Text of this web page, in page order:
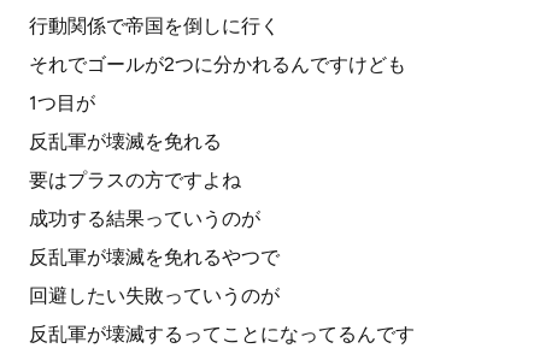
行動関係で帝国を倒しに行く
それでゴールが2つに分かれるんですけども
1つ目が
反乱軍が壊滅を免れる
要はプラスの方ですよね
成功する結果っていうのが
反乱軍が壊滅を免れるやつで
回避したい失敗っていうのが
反乱軍が壊滅するってことになってるんです